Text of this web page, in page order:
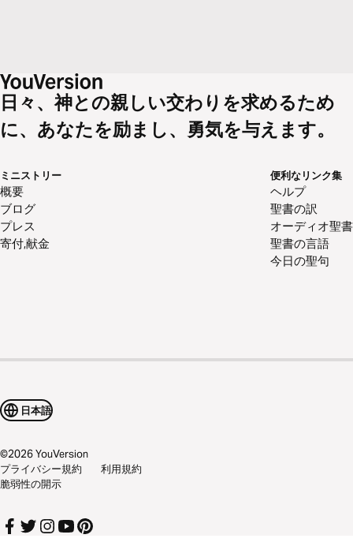
日々、神との親しい交わりを求めるため
に、あなたを励まし、勇気を与えます。
ミニストリー
概要
ブログ
プレス
寄付,献金
便利なリンク集
ヘルプ
聖書の訳
オーディオ聖書
聖書の言語
今日の聖句
日本語
©2026YouVersion
プライバシー規約
利用規約
脆弱性の開示